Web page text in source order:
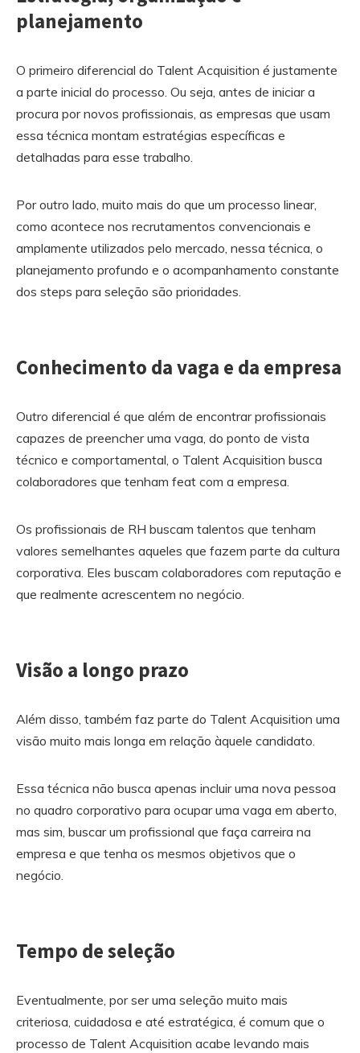
planejamento
O primeiro diferencial do Talent Acquisition é justamente
a parte inicial do processo. Ou seja, antes de iniciar a
procura por novos profissionais, as empresas que usam
essa técnica montam estratégias específicas e
detalhadas para esse trabalho.
Por outro lado, muito mais do que um processo linear,
como acontece nos recrutamentos convencionais e
amplamente utilizados pelo mercado, nessa técnica, o
planejamento profundo e o acompanhamento constante
dos steps para seleção são prioridades.
Conhecimento da vaga e da empresa
Outro diferencial é que além de encontrar profissionais
capazes de preencher uma vaga, do ponto de vista
técnico e comportamental, o Talent Acquisition busca
colaboradores que tenham feat com a empresa.
Os profissionais de RH buscam talentos que tenham
valores semelhantes aqueles que fazem parte da cultura
corporativa. Eles buscam colaboradores com reputação e
que realmente acrescentem no negócio.
Visão a longo prazo
Além disso, também faz parte do Talent Acquisition uma
visão muito mais longa em relação àquele candidato.
Essa técnica não busca apenas incluir uma nova pessoa
no quadro corporativo para ocupar uma vaga em aberto,
mas sim, buscar um profissional que faça carreira na
empresa e que tenha os mesmos objetivos que o
negócio.
Tempo de seleção
Eventualmente, por ser uma seleção muito mais
criteriosa, cuidadosa e até estratégica, é comum que o
processo de Talent Acquisition acabe levando mais